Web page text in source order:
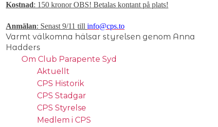
Kostnad: 150 kronor OBS! Betalas kontant på plats!
Anmälan: Senast 9/11 till info@cps.to
Varmt välkomna hälsar styrelsen genom Anna
Hadders
Om Club Parapente Syd
Aktuellt
CPS Historik
CPS Stadgar
CPS Styrelse
Medlem i CPS